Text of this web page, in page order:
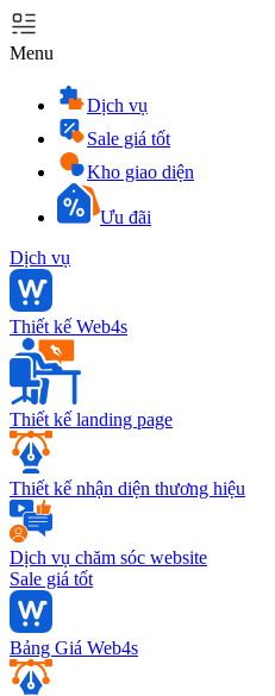
Menu
Dịch vụ
Sale giá tốt
Kho giao diện
Ưu đãi
Dịch vụ
Thiết kế Web4s
Thiết kế landing page
Thiết kế nhận diện thương hiệu
Dịch vụ chăm sóc website
Sale giá tốt
Bảng Giá Web4s